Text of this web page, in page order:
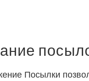
Посылки